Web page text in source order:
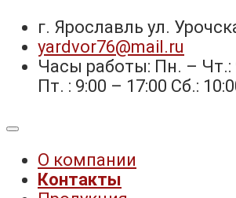
г. Ярославль ул.
yardvor76@mail.ru
Часы работы: Пн. – Чт.:
Пт. : 9:00 – 17:00 Сб.:
О компании
Контакты